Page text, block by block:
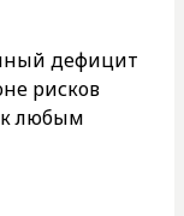
дефицит
рисков
к любым